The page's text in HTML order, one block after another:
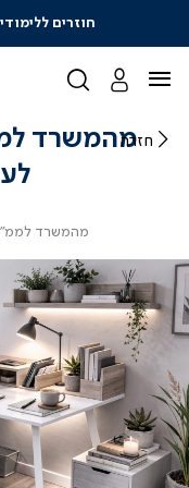
חוזרים
מהמשרד
מהמשרד
חזרה